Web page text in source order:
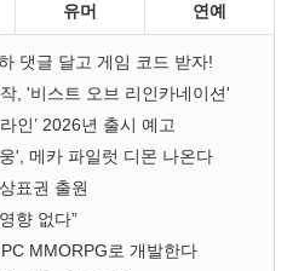
유머 연예
댓글 달고 게임 코드 받자!
, '비스트 오브 리인카네이션'
인’ 2026년 출시 예고
', 메카 파일럿 디몬 나온다
표권 출원
향 없다”
MMORPG로 개발한다